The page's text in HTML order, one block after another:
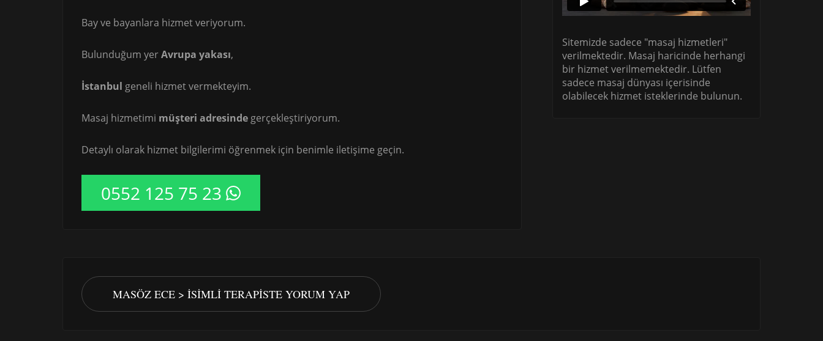
Bay ve bayanlara hizmet veriyorum.
Bulunduğum yerAvrupa yakası,
İstanbul geneli hizmet vermekteyim.
Masaj hizmetimi müşteri adresinde gerçekleştiriyorum.
Detaylı olarak hizmet bilgilerimi öğrenmek için benimle iletişime geçin.
0552 125 75 23
Sitemizde sadece "masaj hizmetleri"
verilmektedir. Masaj haricinde herhangi
bir hizmet verilmemektedir. Lütfen
sadece masaj dünyası içerisinde
olabilecek hizmet isteklerinde bulunun.
MASÖZ ECE > İSIMLI TERAPISTE YORUM YAP